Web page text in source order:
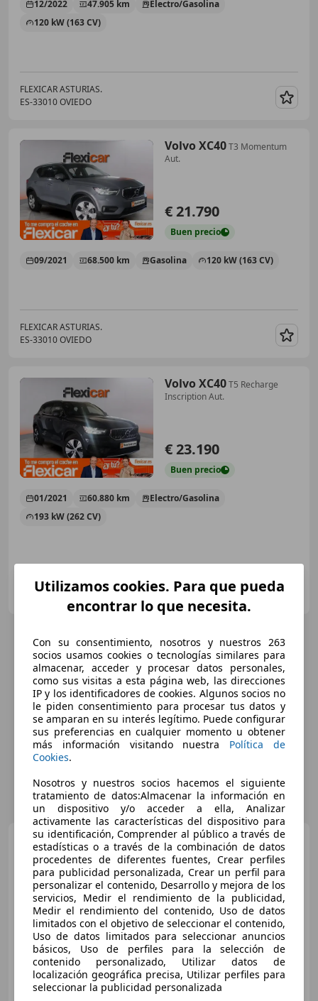
12/2022 47.905 km
Electro/Gasolina
120 kW (163 CV)
FLEXICAR ASTURIAS.
ES-33010 OVIEDO
Volvo XC40T3 Momentum
Aut.
€ 21.790
Buen precio
09/2021 68.500 km Gasolina 120 kW (163 CV)
FLEXICAR ASTURIAS.
ES-33010 OVIEDO
Volvo XC40T5 Recharge
Inscription Aut.
€ 23.190
Buen precio
01/2021 60.880 km
Electro/Gasolina
193 kW (262 CV)
FLEXICAR ASTURIAS.
Volvo XC401.5 T3
€ 18.390
Buenprecio
12/2019 75.797 km Gasolina 115 kW (156 CV)
Utilizamos cookies. Para que pueda
encontrar lo que necesita.
Con su consentimiento, nosotros y nuestros 263
socios usamos cookies o tecnologías similares para
almacenar, acceder y procesar datos personales,
como sus visitas a esta página web, las direcciones
IP y los identificadores de cookies. Algunos socios no
le piden consentimiento para procesar tus datos y
se amparan en su interés legítimo. Puede configurar
sus preferencias en cualquier momento u obtener
más información visitando nuestra Política de
Cookies.
Nosotros y nuestros socios hacemos el siguiente
tratamiento de datos:Almacenar la información en
un dispositivo y/o acceder a ella, Analizar
activamente las características del dispositivo para
su identificación, Comprender al público a través de
estadísticas o a través de la combinación de datos
procedentes de diferentes fuentes, Crear perfiles
para publicidad personalizada, Crear un perfil para
personalizar el contenido, Desarrollo y mejora de los
servicios, Medir el rendimiento de la publicidad,
Medir el rendimiento del contenido, Uso de datos
limitados con el objetivo de seleccionar el contenido,
Uso de datos limitados para seleccionar anuncios
básicos, Uso de perfiles para la selección de
contenido personalizado, Utilizar datos de
localización geográfica precisa, Utilizar perfiles para
seleccionar la publicidad personalizada